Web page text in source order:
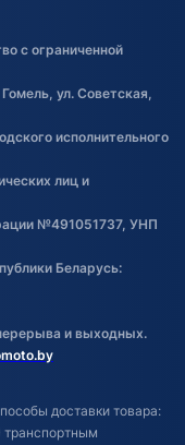
с ограниченной
ул. Советская,
исполнительного
лиц и
№491051737, УНП
Беларусь:
и выходных.
доставки товара:
транспортным